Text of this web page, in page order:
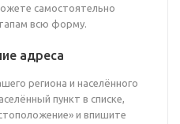
самостоятельно
всю форму.
адреса
региона и населённого
пункт в списке,
и впишите